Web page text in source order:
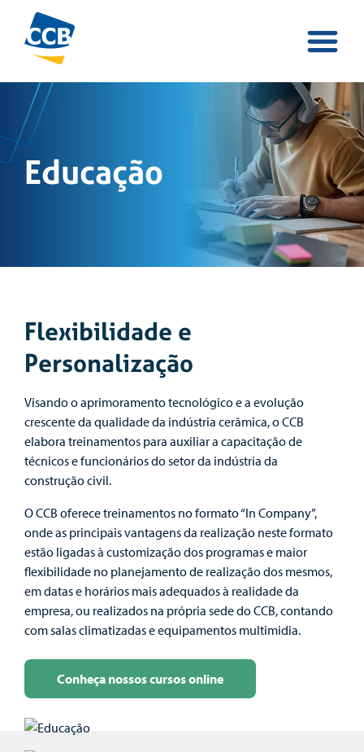
Educação
Flexibilidade e
Personalização
Visando o aprimoramento tecnológico e a evolução
crescente da qualidade da indústria cerâmica, o CCB
elabora treinamentos para auxiliar a capacitação de
técnicos e funcionários do setor da indústria da
construção civil.
O CCB oferece treinamentos no formato “In Company”,
onde as principais vantagens da realização neste formato
estão ligadas à customização dos programas e maior
flexibilidade no planejamento de realização dos mesmos,
em datas e horários mais adequados à realidade da
empresa, ou realizados na própria sede do CCB, contando
com salas climatizadas e equipamentos multimidia.
Conheça nossos cursos online